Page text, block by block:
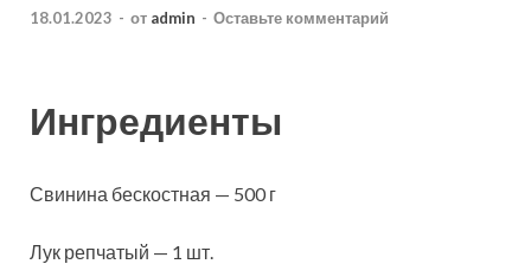
18.01.2023 - от admin - Оставьте комментарий
Ингредиенты
Свинина бескостная — 500 г
Лук репчатый — 1 шт.